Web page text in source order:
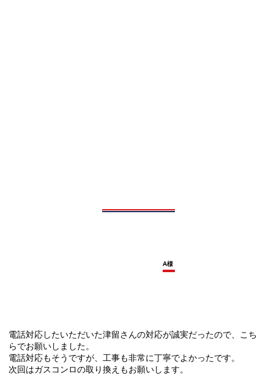
電話対応したいただいた津留さんの対応が誠実だったので、こち
らでお願いしました。
電話対応もそうですが、工事も非常に丁寧でよかったです。
次回はガスコンロの取り換えもお願いします。
A様